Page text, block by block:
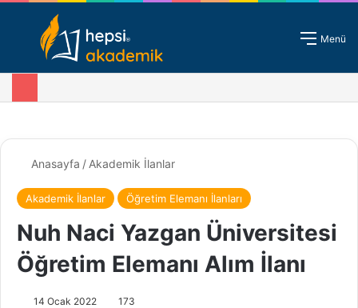
Giriş - Kayıt Menü
Anasayfa / Akademik İlanlar
Akademik İlanlar Öğretim Elemanı İlanları
Nuh Naci Yazgan Üniversitesi
Öğretim Elemanı Alım İlanı
14 Ocak 2022 173